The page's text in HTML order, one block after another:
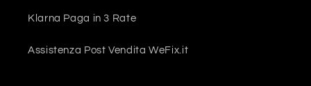
Klarna Paga in 3 Rate
Assistenza Post Vendita WeFix.it